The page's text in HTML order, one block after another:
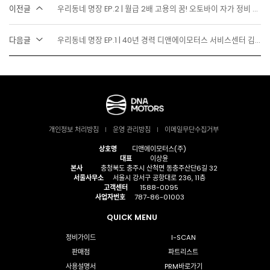
이전글 우리동네 명장 EP.2 | 월급 2배 고용의 꿈! 오토바이 자가 정비 방법으로 실현
다음글 우리동네 명장 EP.1 | 40년 경력 디앤에이모터스 서비스센터 김해점
개인정보 처리방침 운영 관리방침
이메일무단수집거부
상호명
디앤에이모터스(주)
대표
이상윤
본사
충청북도 충주시 산척면 동충주산단6길 32
서울사무소
서울시 강서구 공항대로 236, 11층
고객센터
1588-0095
사업자번호
787-86-01003
QUICK MENU
정비가이드
I-SCAN
판매점
파트리스트
사용설명서
PRM바로가기